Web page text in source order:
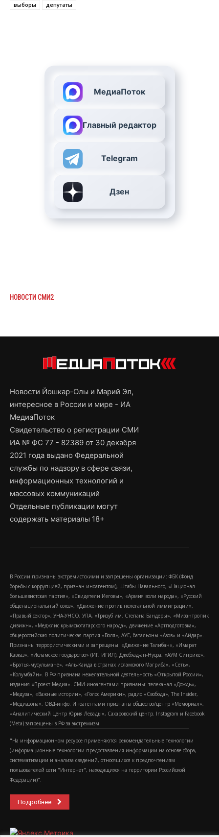
выборы депутаты
МедиаПоток
Главный редактор
Telegram
Дзен
НОВОСТИ СМИ2
Новости Йошкар-Олы и Марий Эл,
интересное в России и мире - ИА
МедиаПоток
Свидетельство о регистрации СМИ
ИА № ФС 77 - 82389 от 30 декабря
2021 года выдано Федеральной
службы по надзору в сфере связи,
информационных технологий и
массовых коммуникаций
Отдельные публикации могут
содержать материалы 18+
В России признаны экстремистскими и запрещены организации: ФБК (Фонд
борьбы с коррупцией, признан иноагентом), Штабы Навального, «Национал-
большевистская партия», «Свидетели Иеговы», «Армия воли народа», «Русский
общенациональный союз», «Движение против нелегальной иммиграции»,
«Правый сектор», УНА-УНСО, УПА, «Тризуб им. Степана Бандеры», «Мизантропик
дивижн», «Меджлис крымскотатарского народа», движение «Артподготовка»,
общероссийская политическая партия «Воля», АУЕ, батальоны «Азов» и «Айдар».
Признаны террористическими и запрещены: «Движение Талибан», «Имарат
Кавказ», «Исламское государство» (ИГ, ИГИЛ), Джебхад-ан-Нусра, «АУМ Синрике»,
«Братья-мусульмане», «Аль-Каида в странах исламского Магриба», «Сеть»,
«Колумбайн». В РФ признана нежелательной деятельность «Открытой России»,
издания «Проект Медиа». СМИ-иноагентами признаны: телеканал «Дождь»,
«Медуза», «Важные истории», «Голос Америки», радио «Свобода», The Insider,
«Медиазона», ОВД-инфо. Иноагентами признаны общество/центр «Мемориал»,
«Аналитический Центр Юрия Левады», Сахаровский центр. Instagram и Facebook
(Metа) запрещены в РФ за экстремизм.
"На информационном ресурсе применяются рекомендательные технологии
(информационные технологии предоставления информации на основе сбора,
систематизации и анализа сведений, относящихся к предпочтениям
пользователей сети "Интернет", находящихся на территории Российской
Федерации)".
Подробнее